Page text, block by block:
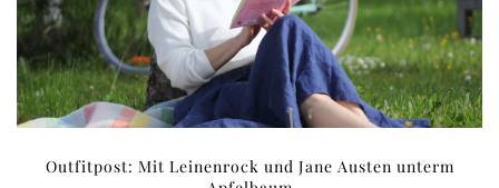
Outfitpost: Mit Leinenrock und Jane Austen unterm